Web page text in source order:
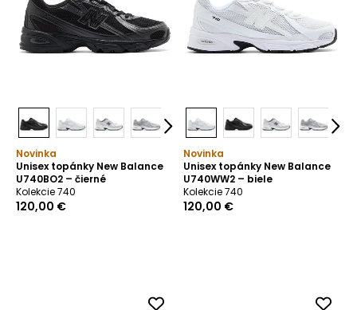
Novinka
Unisex topánky New Balance
U740BO2 – čierné
Kolekcie 740
120,00 €
Novinka
Unisex topánky New Balance
U740WW2 – biele
Kolekcie 740
120,00 €